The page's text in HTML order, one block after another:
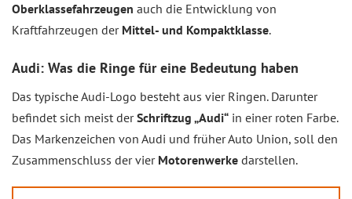
Oberklassefahrzeugen auch die Entwicklung von
Kraftfahrzeugen der Mittel- und Kompaktklasse.
Audi: Was die Ringe für eine Bedeutung haben
Das typische Audi-Logo besteht aus vier Ringen. Darunter
befindet sich meist derSchriftzug „Audi“ in einer roten Farbe.
Das Markenzeichen von Audi und früher Auto Union, soll den
Zusammenschluss der vier Motorenwerke darstellen.